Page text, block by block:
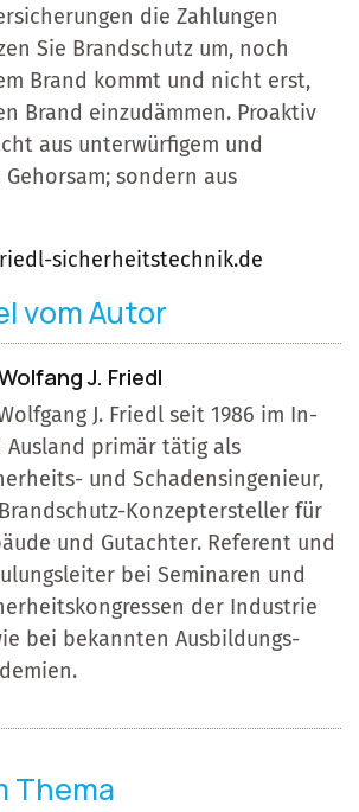
die Zahlungen
Sie Brandschutz um, noch
Brand kommt und nicht erst,
Brand einzudämmen. Proaktiv
aus unterwürfigem und
sondern aus
sicherheitstechnik.de
vom Autor
J. Friedl
J. Friedl seit 1986 im In-
Ausland primär tätig als
und Schadensingenieur,
Konzeptersteller für
und Gutachter. Referent und
bei Seminaren und
der Industrie
bei bekannten Ausbildungs-
Thema